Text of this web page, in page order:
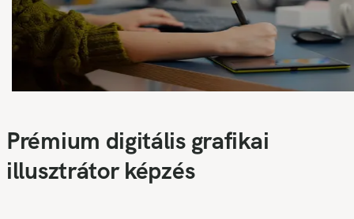
Prémium digitális grafikai
illusztrátor képzés